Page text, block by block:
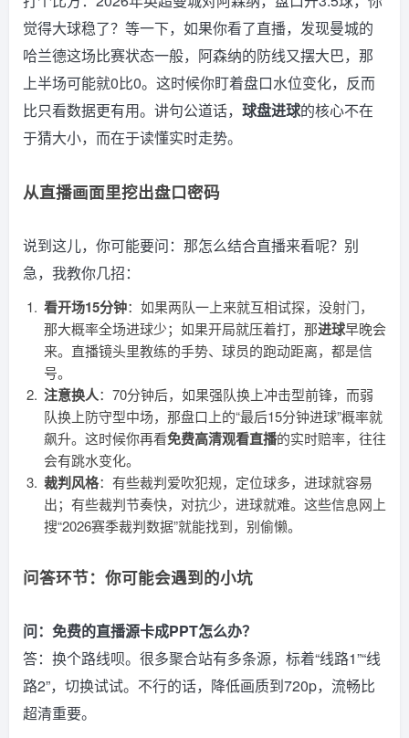
觉得大球稳了？等一下，如果你看了直播，发现曼城的
哈兰德这场比赛状态一般，阿森纳的防线又摆大巴，那
上半场可能就0比0。这时候你盯着盘口水位变化，反而
比只看数据更有用。讲句公道话， 球盘进球的核心不在
于猜大小，而在于读懂实时走势。
从直播画面里挖出盘口密码
说到这儿，你可能要问：那怎么结合直播来看呢？别
急，我教你几招：
看开场15分钟：如果两队一上来就互相试探，没射门，
那大概率全场进球少；如果开局就压着打，那进球早晚会
来。直播镜头里教练的手势、球员的跑动距离，都是信
号。
注意换人：70分钟后，如果强队换上冲击型前锋，而弱
队换上防守型中场，那盘口上的“最后15分钟进球”概率就
飙升。这时候你再看免费高清观看直播的实时赔率，往往
会有跳水变化。
裁判风格：有些裁判爱吹犯规，定位球多，进球就容易
出；有些裁判节奏快，对抗少，进球就难。这些信息网上
搜“2026赛季裁判数据”就能找到，别偷懒。
问答环节：你可能会遇到的小坑
问：免费的直播源卡成PPT怎么办？
答：换个路线呗。很多聚合站有多条源，标着“线路1”“线
路2”，切换试试。不行的话，降低画质到720p，流畅比
超清重要。